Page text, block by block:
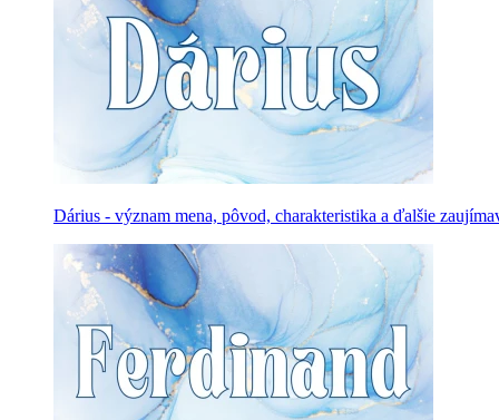
Dárius - význam mena, pôvod, charakteristika a ďalšie